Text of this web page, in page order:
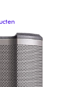
Drums & percussie
Kinderen